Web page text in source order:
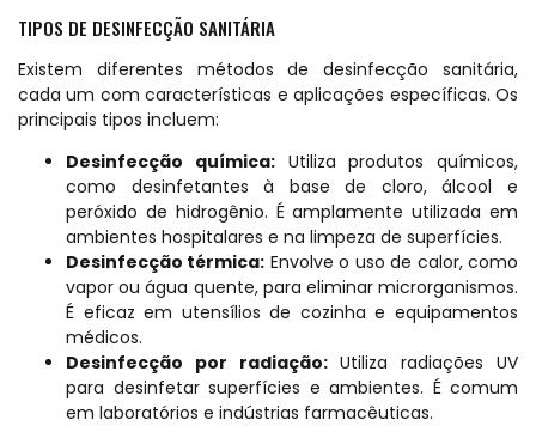
TIPOS DE DESINFECÇÃO SANITÁRIA
Existem diferentes métodos de desinfecção sanitária,
cada um com características e aplicações específicas. Os
principais tipos incluem:
Desinfecção química:Utiliza produtos químicos,
como desinfetantes à base de cloro, álcool e
peróxido de hidrogênio. É amplamente utilizada em
ambientes hospitalares e na limpeza de superfícies.
Desinfecção térmica: Envolve o uso de calor, como
vapor ou água quente, para eliminar microrganismos.
É eficaz em utensílios de cozinha e equipamentos
médicos.
Desinfecção por radiação:Utiliza radiações UV
para desinfetar superfícies e ambientes. É comum
em laboratórios e indústrias farmacêuticas.